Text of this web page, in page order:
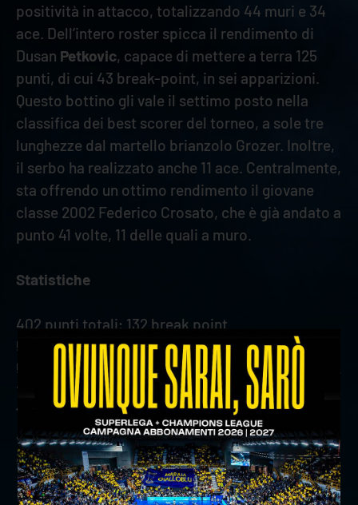
positività in attacco, totalizzando 44 muri e 34
ace. Dell’intero roster spicca il rendimento di
Dusan Petkovic, capace di mettere a terra 125
punti, di cui 43 break-point, in sei apparizioni.
Questo bottino gli vale il settimo posto nella
classifica dei best scorer del torneo, a sole tre
lunghezze dal martello brianzolo Grozer. Inoltre,
il serbo ha realizzato anche 11 ace. Centralmente,
sta offrendo un ottimo rendimento il giovane
classe 2002 Federico Crosato, che è già andato a
punto 41 volte, 11 delle quali a muro.
Statistiche
402 punti totali; 132 break point
563 battute, 34 ace, 106 errori, 1,26 ace per set
508 ricezioni, 43 errori, 225 negative, 98 perfette,
19,3% perfetta
700 attacchi, 61 errori, 56 murati, 324 vincenti,
46,3% attacchi vincenti
44 muri; 1,63 muri per set